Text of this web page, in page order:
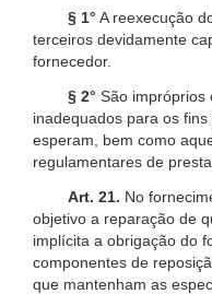
§ 1° A reexecução
terceiros devidamente
fornecedor.
§ 2° São impróprios
inadequados para os
esperam, bem como
regulamentares de
Art. 21. No
objetivo a reparação de
implícita a obrigação do
componentes de
que mantenham as